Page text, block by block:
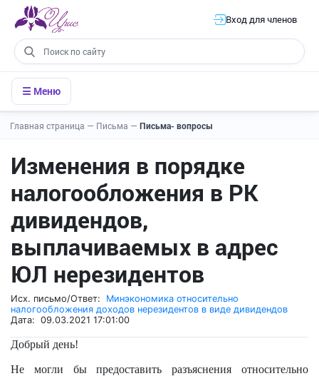
Вход для членов
☰ Меню
Главная страница — Письма — Письма- вопросы
Изменения в порядке
налогообложения в РК
дивидендов,
выплачиваемых в адрес
ЮЛ нерезидентов
Исх. письмо/Ответ: Минэкономика относительно
налогообложения доходов нерезидентов в виде дивидендов
Дата: 09.03.2021 17:01:00
Добрый день!
Не могли бы предоставить разъяснения относительно